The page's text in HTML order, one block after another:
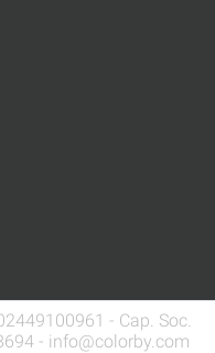
- Cap. Soc.
- info@colorby.com